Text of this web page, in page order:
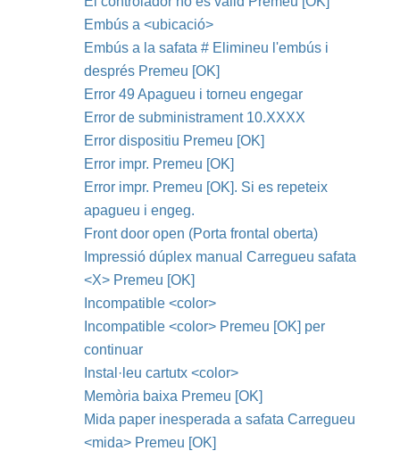
Embús a <ubicació>
Embús a la safata # Elimineu l'embús i
després Premeu [OK]
Error 49 Apagueu i torneu engegar
Error de subministrament 10.XXXX
Error dispositiu Premeu [OK]
Error impr. Premeu [OK]
Error impr. Premeu [OK]. Si es repeteix
apagueu i engeg.
Front door open (Porta frontal oberta)
Impressió dúplex manual Carregueu safata
<X> Premeu [OK]
Incompatible <color>
Incompatible <color> Premeu [OK] per
continuar
Instal·leu cartutx <color>
Memòria baixa Premeu [OK]
Mida paper inesperada a safata Carregueu
<mida> Premeu [OK]